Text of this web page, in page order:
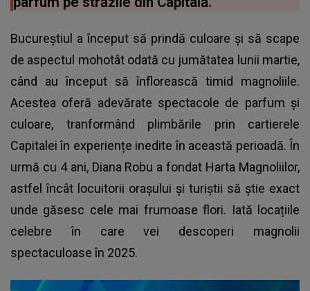
Bucureștiul a început să prindă culoare și să scape
de aspectul mohotât odată cu jumătatea lunii martie,
când au început să înflorească timid magnoliile.
Acestea oferă adevărate spectacole de parfum și
culoare, tranformând plimbările prin cartierele
Capitalei în experiențe inedite în această perioadă. În
urmă cu 4 ani, Diana Robu a fondat Harta Magnoliilor,
astfel încât locuitorii orașului și turiștii să știe exact
unde găsesc cele mai frumoase flori. Iată locațiile
celebre în care vei descoperi magnolii
spectaculoase în 2025.